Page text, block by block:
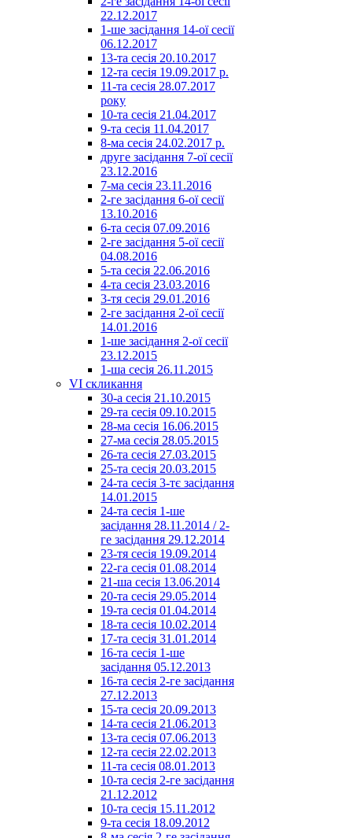
22.12.2017
1-ше засідання 14-ої сесії
06.12.2017
13-та сесія 20.10.2017
12-та сесія 19.09.2017 р.
11-та сесія 28.07.2017
року
10-та сесія 21.04.2017
9-та сесія 11.04.2017
8-ма сесія 24.02.2017 р.
друге засідання 7-ої сесії
23.12.2016
7-ма сесія 23.11.2016
2-ге засідання 6-ої сесії
13.10.2016
6-та сесія 07.09.2016
2-ге засідання 5-ої сесії
04.08.2016
5-та сесія 22.06.2016
4-та сесія 23.03.2016
3-тя сесія 29.01.2016
2-ге засідання 2-ої сесії
14.01.2016
1-ше засідання 2-ої сесії
23.12.2015
1-ша сесія 26.11.2015
VI скликання
30-а сесія 21.10.2015
29-та сесія 09.10.2015
28-ма сесія 16.06.2015
27-ма сесія 28.05.2015
26-та сесія 27.03.2015
25-та сесія 20.03.2015
24-та сесія 3-тє засідання
14.01.2015
24-та сесія 1-ше
засідання 28.11.2014 / 2-
ге засідання 29.12.2014
23-тя сесія 19.09.2014
22-га сесія 01.08.2014
21-ша сесія 13.06.2014
20-та сесія 29.05.2014
19-та сесія 01.04.2014
18-та сесія 10.02.2014
17-та сесія 31.01.2014
16-та сесія 1-ше
засідання 05.12.2013
16-та сесія 2-ге засідання
27.12.2013
15-та сесія 20.09.2013
14-та сесія 21.06.2013
13-та сесія 07.06.2013
12-та сесія 22.02.2013
11-та сесія 08.01.2013
10-та сесія 2-ге засідання
21.12.2012
10-та сесія 15.11.2012
9-та сесія 18.09.2012